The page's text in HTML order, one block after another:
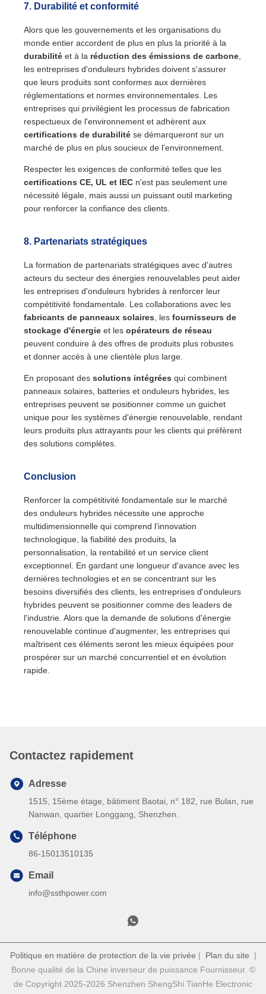
7. Durabilité et conformité
Alors que les gouvernements et les organisations du
monde entier accordent de plus en plus la priorité à la
durabilité et à la réduction des émissions de carbone
les entreprises d'onduleurs hybrides doivent s'assurer
que leurs produits sont conformes aux dernières
réglementations et normes environnementales. Les
entreprises qui privilégient les processus de fabrication
respectueux de l'environnement et adhèrent aux
certifications de durabilité se démarqueront sur un
marché de plus en plus soucieux de l'environnement.
Respecter les exigences de conformité telles que les
certifications CE, UL et IEC n'est pas seulement une
nécessité légale, mais aussi un puissant outil marketing
pour renforcer la confiance des clients.
8. Partenariats stratégiques
La formation de partenariats stratégiques avec d'autres
acteurs du secteur des énergies renouvelables peut aider
les entreprises d'onduleurs hybrides à renforcer leur
compétitivité fondamentale. Les collaborations avec les
fabricants de panneaux solaires , les fournisseurs de
stockage d'énergie et les opérateurs de réseau
peuvent conduire à des offres de produits plus robustes
et donner accès à une clientèle plus large.
En proposant des solutions intégrées qui combinent
panneaux solaires, batteries et onduleurs hybrides, les
entreprises peuvent se positionner comme un guichet
unique pour les systèmes d'énergie renouvelable, rendant
leurs produits plus attrayants pour les clients qui préfèrent
des solutions complètes.
Conclusion
Renforcer la compétitivité fondamentale sur le marché
des onduleurs hybrides nécessite une approche
multidimensionnelle qui comprend l'innovation
technologique, la fiabilité des produits, la
personnalisation, la rentabilité et un service client
exceptionnel. En gardant une longueur d'avance avec les
dernières technologies et en se concentrant sur les
besoins diversifiés des clients, les entreprises d'onduleurs
hybrides peuvent se positionner comme des leaders de
l'industrie. Alors que la demande de solutions d'énergie
renouvelable continue d'augmenter, les entreprises qui
maîtrisent ces éléments seront les mieux équipées pour
prospérer sur un marché concurrentiel et en évolution
rapide.
Contactez rapidement
Adresse
1515, 15ème étage, bâtiment Baotai, n° 182, rue Bulan, rue
Nanwan, quartier Longgang, Shenzhen.
Téléphone
86-15013510135
Email
info@ssthpower.com
Politique en matière de protection de la vie privée | Plan du site |
Bonne qualité de la Chine inverseur de puissance Fournisseur. ©
de Copyright 2025-2026 Shenzhen ShengShi TianHe Electronic